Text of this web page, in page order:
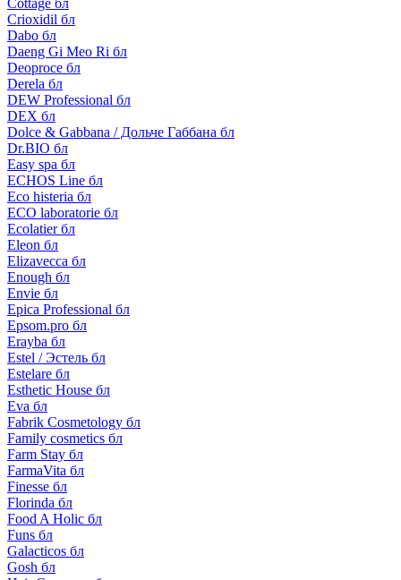
Cottage бл
Crioxidil бл
Dabo бл
Daeng Gi Meo Ri бл
Deoproce бл
Derela бл
DEW Professional бл
DEX бл
Dolce & Gabbana / Дольче Габбана бл
Dr.BIO бл
Easy spa бл
ECHOS Line бл
Eco histeria бл
ECO laboratorie бл
Ecolatier бл
Eleon бл
Elizavecca бл
Enough бл
Envie бл
Epica Professional бл
Epsom.pro бл
Erayba бл
Estel / Эстель бл
Estelare бл
Esthetic House бл
Eva бл
Fabrik Cosmetology бл
Family cosmetics бл
Farm Stay бл
FarmaVita бл
Finesse бл
Florinda бл
Food A Holic бл
Funs бл
Galacticos бл
Gosh бл